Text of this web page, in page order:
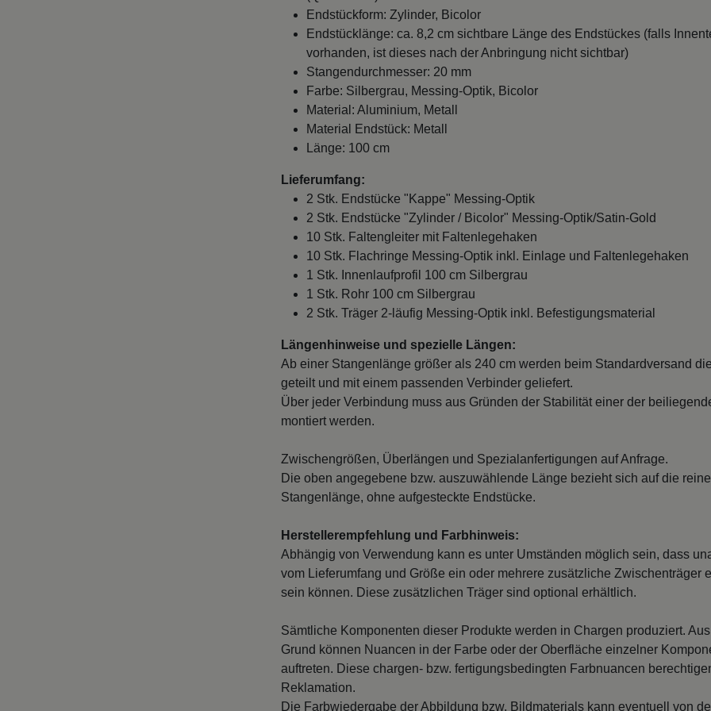
Endstückform: Zylinder, Bicolor
Endstücklänge: ca. 8,2 cm sichtbare Länge des Endstückes (falls
vorhanden, ist dieses nach der Anbringung nicht sichtbar)
Stangendurchmesser: 20 mm
Farbe: Silbergrau, Messing-Optik, Bicolor
Material: Aluminium, Metall
Material Endstück: Metall
Länge: 100 cm
Lieferumfang:
2 Stk. Endstücke "Kappe" Messing-Optik
2 Stk. Endstücke "Zylinder / Bicolor" Messing-Optik/Satin-Gold
10 Stk. Faltengleiter mit Faltenlegehaken
10 Stk. Flachringe Messing-Optik inkl. Einlage und Faltenlegehaken
1 Stk. Innenlaufprofil 100 cm Silbergrau
1 Stk. Rohr 100 cm Silbergrau
2 Stk. Träger 2-läufig Messing-Optik inkl. Befestigungsmaterial
Längenhinweise und spezielle Längen:
Ab einer Stangenlänge größer als 240 cm werden beim Standardversand
geteilt und mit einem passenden Verbinder geliefert.
Über jeder Verbindung muss aus Gründen der Stabilität einer der
montiert werden.
Zwischengrößen, Überlängen und Spezialanfertigungen auf Anfrage.
Die oben angegebene bzw. auszuwählende Länge bezieht sich auf die reine
Stangenlänge, ohne aufgesteckte Endstücke.
Herstellerempfehlung und Farbhinweis:
Abhängig von Verwendung kann es unter Umständen möglich sein, dass
vom Lieferumfang und Größe ein oder mehrere zusätzliche Zwischenträger
sein können. Diese zusätzlichen Träger sind optional erhältlich.
Sämtliche Komponenten dieser Produkte werden in Chargen produziert.
Grund können Nuancen in der Farbe oder der Oberfläche einzelner
auftreten. Diese chargen- bzw. fertigungsbedingten Farbnuancen
Reklamation.
Die Farbwiedergabe der Abbildung bzw. Bildmaterials kann eventuell von